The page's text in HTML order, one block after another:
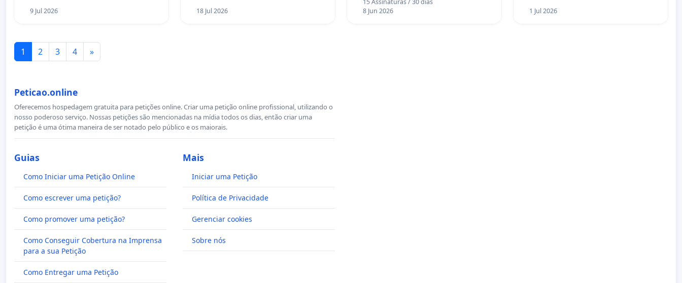
9 Jul 2026 18 Jul 2026
15 Assinaturas / 30 dias
8 Jun 2026
1 Jul 2026
1 2 3 4 »
Peticao.online
Oferecemos hospedagem gratuita para petições online. Criar uma petição online profissional, utilizando o
nosso poderoso serviço. Nossas petições são mencionadas na mídia todos os dias, então criar uma
petição é uma ótima maneira de ser notado pelo público e os maiorais.
Guias
Como Iniciar uma Petição Online
Como escrever uma petição?
Como promover uma petição?
Como Conseguir Cobertura na Imprensa
para a sua Petição
Como Entregar uma Petição
Mais
Iniciar uma Petição
Política de Privacidade
Gerenciar cookies
Sobre nós